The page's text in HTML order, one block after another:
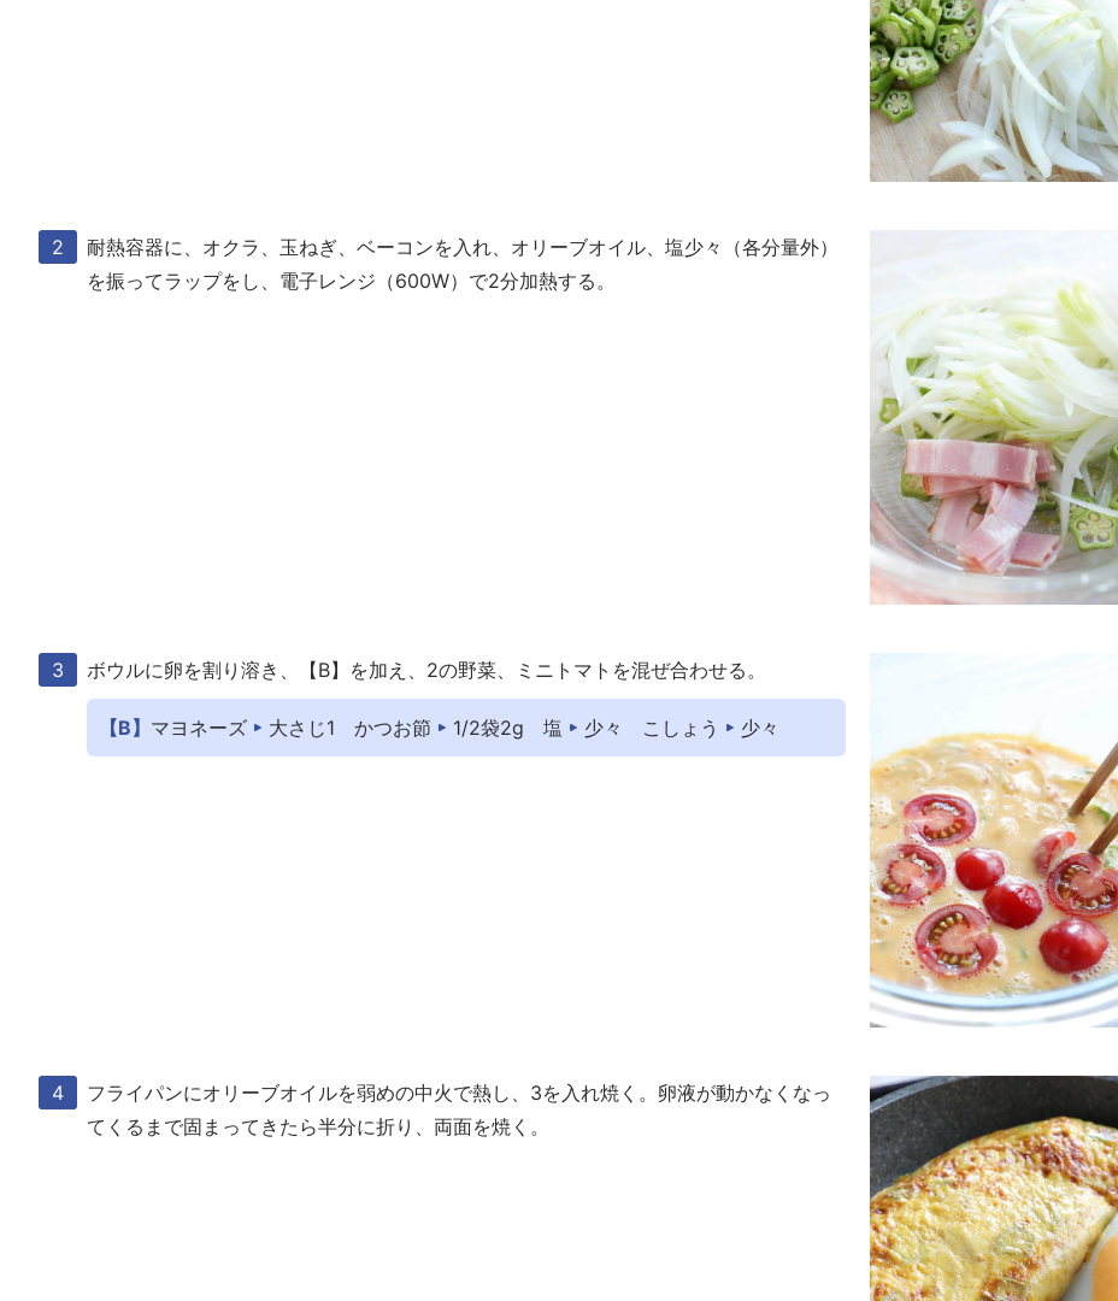
耐熱容器に、オクラ、玉ねぎ、ベーコンを入れ、オリーブオイル、塩少々（各分量外）
を振ってラップをし、電子レンジ（600W）で2分加熱する。
ボウルに卵を割り溶き、【B】を加え、2の野菜、ミニトマトを混ぜ合わせる。
【B】 マヨネーズ 大さじ1 かつお節 1/2袋2g 塩 少々 こしょう 少々
フライパンにオリーブオイルを弱めの中火で熱し、3を入れ焼く。卵液が動かなくなっ
てくるまで固まってきたら半分に折り、両面を焼く。